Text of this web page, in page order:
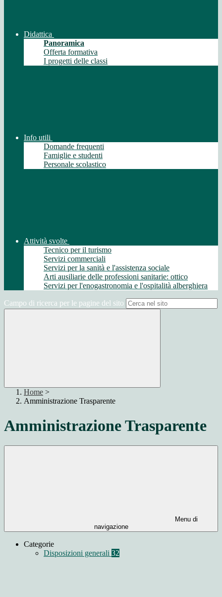
Didattica
Panoramica
Offerta formativa
I progetti delle classi
Info utili
Domande frequenti
Famiglie e studenti
Personale scolastico
Attività svolte
Tecnico per il turismo
Servizi commerciali
Servizi per la sanità e l'assistenza sociale
Arti ausiliarie delle professioni sanitarie: ottico
Servizi per l'enogastronomia e l'ospitalità alberghiera
Campo di ricerca per le pagine del sito
Home >
Amministrazione Trasparente
Amministrazione Trasparente
Menu di
navigazione
Categorie
Disposizioni generali 32